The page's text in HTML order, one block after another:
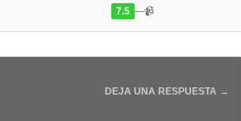
7.5 —📹
DEJA UNA RESPUESTA →